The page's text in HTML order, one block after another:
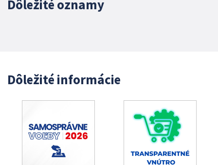
Dôležité oznamy
Dôležité informácie